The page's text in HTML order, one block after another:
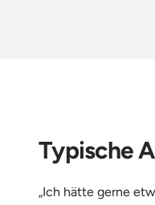
Typische
„Ich hätte gerne